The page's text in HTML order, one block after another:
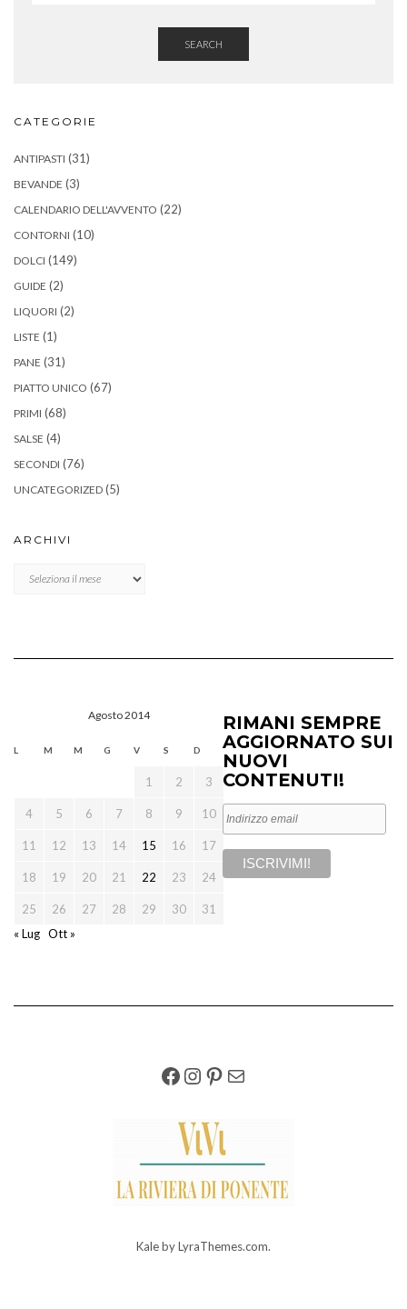
SEARCH
CATEGORIE
ANTIPASTI (31)
BEVANDE (3)
CALENDARIO DELL'AVVENTO (22)
CONTORNI (10)
DOLCI (149)
GUIDE (2)
LIQUORI (2)
LISTE (1)
PANE (31)
PIATTO UNICO (67)
PRIMI (68)
SALSE (4)
SECONDI (76)
UNCATEGORIZED (5)
ARCHIVI
Agosto 2014
L M M G V S D
1 2 3
4 5 6 7 8 9 10
11 12 13 14 15 16 17
18 19 20 21 22 23 24
25 26 27 28 29 30
31
« Lug Ott »
RIMANI SEMPRE
AGGIORNATO SUI
NUOVI
CONTENUTI!
FACEBOOK
INSTAGRAM
PINTEREST
EMAIL
Kaleby LyraThemes.com.